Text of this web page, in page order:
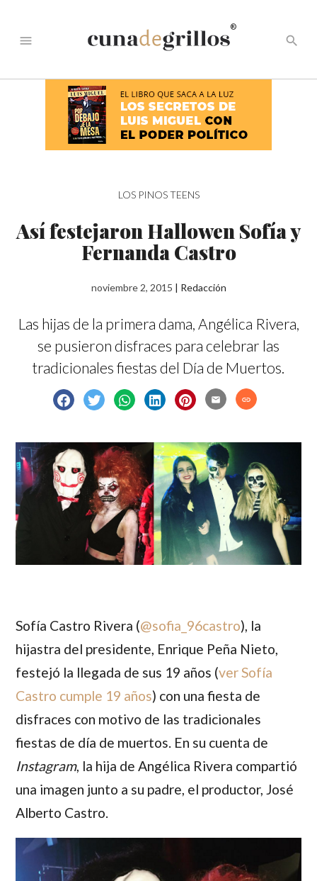
menu
®
search
LOS PINOS TEENS
Así festejaron Hallowen Sofía y
Fernanda Castro
noviembre 2, 2015 | Redacción
Las hijas de la primera dama, Angélica Rivera,
se pusieron disfraces para celebrar las
tradicionales fiestas del Día de Muertos.
email link
Sofía Castro Rivera (@sofia_96castro), la
hijastra del presidente, Enrique Peña Nieto,
festejó la llegada de sus 19 años (ver Sofía
Castro cumple 19 años) con una fiesta de
disfraces con motivo de las tradicionales
fiestas de día de muertos. En su cuenta de
Instagram, la hija deAngélica Rivera compartió
una imagen junto a su padre, el productor, José
Alberto Castro.